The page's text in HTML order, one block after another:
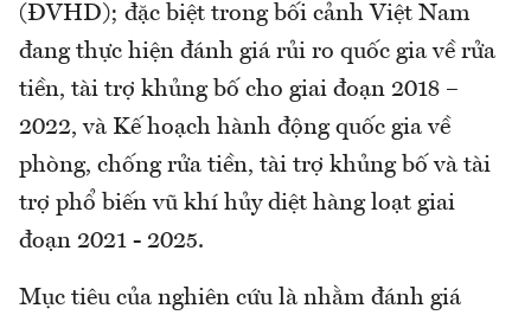
(ĐVHD); đặc biệt trong bối cảnh Việt Nam
đang thực hiện đánh giá rủi ro quốc gia về rửa
tiền, tài trợ khủng bố cho giai đoạn 2018 –
2022, và Kế hoạch hành động quốc gia về
phòng, chống rửa tiền, tài trợ khủng bố và tài
trợ phổ biến vũ khí hủy diệt hàng loạt giai
đoạn 2021 - 2025.
Mục tiêu của nghiên cứu là nhằm đánh giá